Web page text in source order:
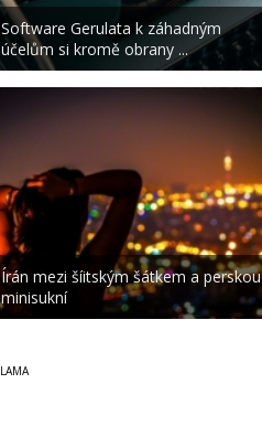
Software Gerulata k záhadným
účelům si kromě obrany ...
Írán mezi šíitským šátkem a perskou
minisukní